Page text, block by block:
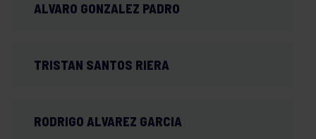
ALVARO GONZALEZ PADRO
TRISTAN SANTOS RIERA
RODRIGO ALVAREZ GARCIA